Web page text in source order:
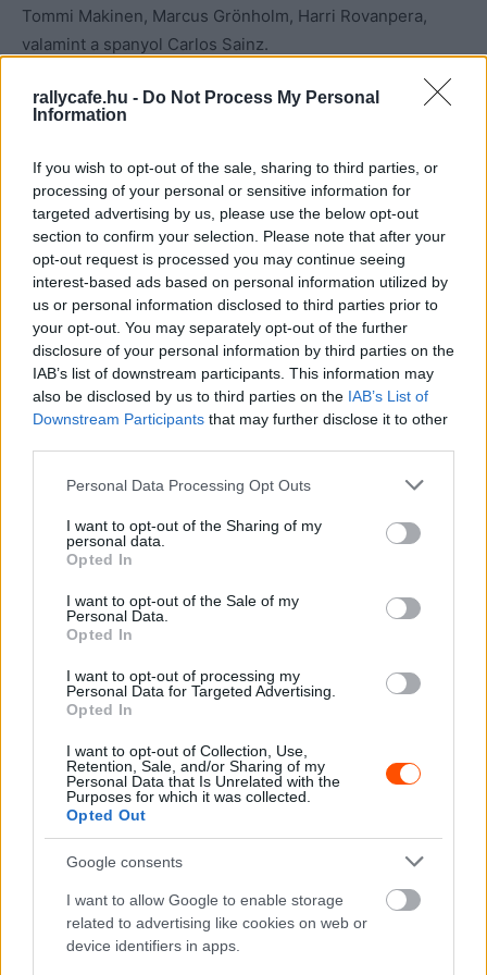
rallycafe.hu - Do Not Process My Personal
Information
If you wish to opt-out of the sale, sharing to third parties, or
processing of your personal or sensitive information for
targeted advertising by us, please use the below opt-out
section to confirm your selection. Please note that after your
opt-out request is processed you may continue seeing
interest-based ads based on personal information utilized by
us or personal information disclosed to third parties prior to
your opt-out. You may separately opt-out of the further
disclosure of your personal information by third parties on the
IAB’s list of downstream participants. This information may
also be disclosed by us to third parties on the IAB’s List of
Downstream Participants that may further disclose it to other
Please note that this website/app uses one or more Google
not limited to your visit or usage behaviour. You may click to
grant or deny consent to Google and its third-party tags to
use your data for below specified purposes in below Google
consent section.
Personal Data Processing Opt Outs
I want to opt-out of the Sharing of my
personal data.
Opted In
I want to opt-out of the Sale of my
Personal Data.
Opted In
I want to opt-out of processing my
Personal Data for Targeted Advertising.
Opted In
I want to opt-out of Collection, Use,
Retention, Sale, and/or Sharing of my
Personal Data that Is Unrelated with the
Purposes for which it was collected.
Opted Out
Google consents
I want to allow Google to enable storage
related to advertising like cookies on web or
device identifiers in apps.
Tommi Makinen, Marcus Grönholm, Harri Rovanpera,
valamint a spanyol Carlos Sainz.
A szezon során 14 futamot rendeztek, kilenc futam után
hajrá. A Finn Rally után Tommi Makinen 6 ponttal előzte
meg Colin McRae-t, míg Carlos Sainz már 13, Harri
Rovanpera 17, Richard Burns 19, a vb címvédő Marcus
Grönholm pedig 26 pontos hátránnyal állt.
A bajnokság 10. futamán, a szeptember 20-23. között
Erre azonban még az első nap végén nem utaltak a jelek.
A pénteket Kenneth Eriksson nyerte meg Hyundaijal, aki
Gronholm előtt, míg a fordos Carlos Sainz további 4,
csapattársa Colin McRae 13.9, a mitsubishis Freddy Loix
28,1 a fordos Francois Delecour 30.9, a Hyundai-os
Alister McRae, valamint a subarus Richard Burns 31.2
másodperccel követte a második helyezettet.
A szombati első gyorsasági azonban egy 59 km-es
szakasz volt, mely komoly fordulatot eredményezett.